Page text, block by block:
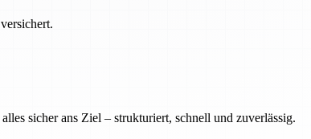
sicher ans Ziel – strukturiert, schnell und zuverlässig.